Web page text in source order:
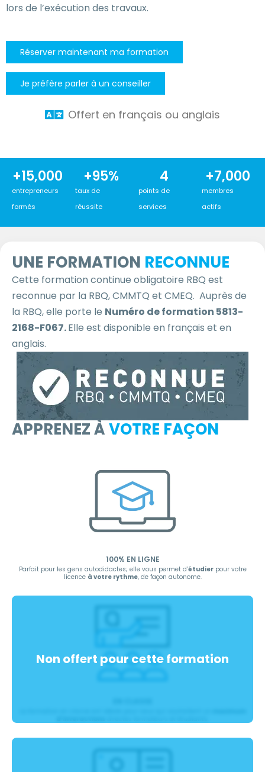
lors de l’exécution des travaux.
Réserver maintenant ma formation
Je préfère parler à un conseiller
Offert en français ou anglais
entrepreneurs
formés
+15,000
taux de
réussite
+95%
points de
services
4
membres
actifs
+7,000
UNE FORMATION RECONNUE
Cette formation continue obligatoire RBQ est
reconnue par la RBQ, CMMTQ et CMEQ. Auprès de
la RBQ, elle porte le Numéro de formation 5813-
2168-F067.Elle est disponible en français et en
anglais.
APPRENEZ ÀVOTRE FAÇON
100% EN LIGNE
Parfait pour les gens autodidactes; elle vous permet d’étudierpour votre
licence à votre rythme, de façon autonome.